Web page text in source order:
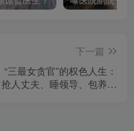
下一篇
“三最女贪官”的权色人生：
抢人丈夫、睡领导、包养下